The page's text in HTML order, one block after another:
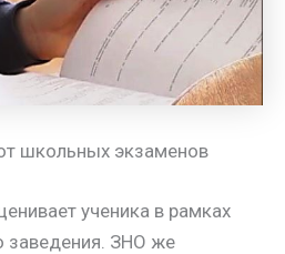
школьных экзаменов
ученика в рамках
заведения. ЗНО же